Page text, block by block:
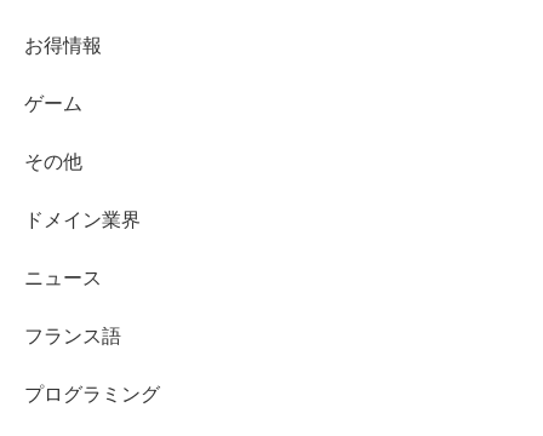
お得情報
ゲーム
その他
ドメイン業界
ニュース
フランス語
プログラミング